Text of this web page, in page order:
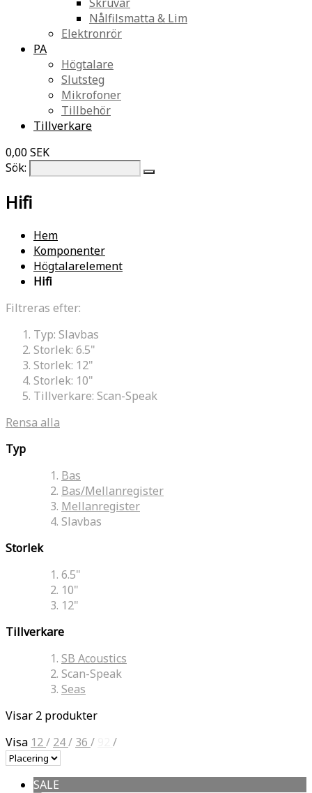
Nålfilsmatta & Lim
Elektronrör
PA
Högtalare
Slutsteg
Mikrofoner
Tillbehör
Tillverkare
0,00 SEK
Sök:
Hifi
Hem
Komponenter
Högtalarelement
Hifi
Filtreras efter:
Typ: Slavbas
Storlek: 6.5"
Storlek: 12"
Storlek: 10"
Tillverkare: Scan-Speak
Rensa alla
Typ
Bas
Bas/Mellanregister
Mellanregister
Slavbas
Storlek
6.5"
10"
12"
Tillverkare
SB Acoustics
Scan-Speak
Seas
Visar 2 produkter
Visa 12/ 24/ 36 / /
SALE